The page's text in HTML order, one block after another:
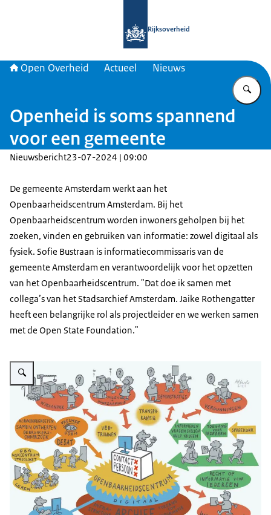
Rijksoverheid
Open Overheid Actueel Nieuws
Openheid is soms spannend
voor een gemeente
Nieuwsbericht23-07-2024 | 09:00
De gemeente Amsterdam werkt aan het
Openbaarheidscentrum Amsterdam. Bij het
Openbaarheidscentrum worden inwoners geholpen bij het
zoeken, vinden en gebruiken van informatie: zowel digitaal als
fysiek. Sofie Bustraan is informatiecommissaris van de
gemeente Amsterdam en verantwoordelijk voor het opzetten
van het Openbaarheidscentrum. "Dat doe ik samen met
collega’s van het Stadsarchief Amsterdam. Jaike Rothengatter
heeft een belangrijke rol als projectleider en we werken samen
met de Open State Foundation."
Vergroot afbeelding Openbaarheidscentrum Amsterdam